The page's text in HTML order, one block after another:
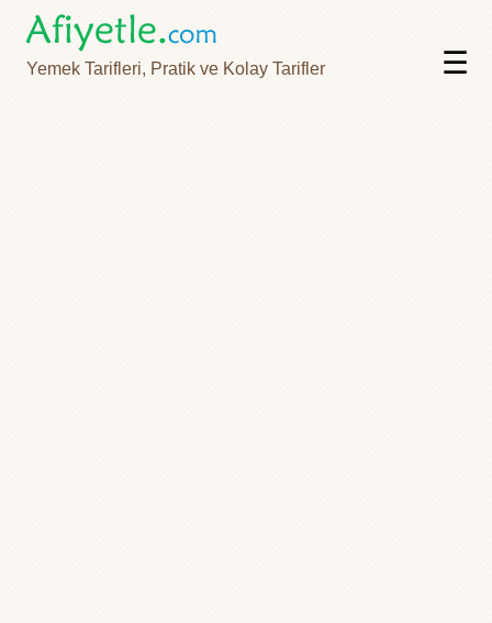
Yemek Tarifleri, Pratik ve Kolay Tarifler ☰